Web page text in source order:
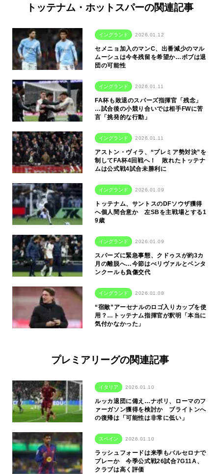
トッテナム・ホットスパーの関連記事
イングランド 2026.01.12
セメニョ加入のマンC、出番減少のマル
ムーシュは今冬残留を希望か…ボブは退
団の可能性
イングランド 2026.01.11
FA杯も敗退のスパーズ指揮官「残念」
…試合後の小競り合いでは相手FWに苦
言「挑発的な行動」
イングランド 2026.01.11
アストン・ヴィラ、“プレミア勢対決”を
制してFA杯4回戦へ！ 敗れたトッテナ
ムは公式戦4試合未勝利に
イングランド 2026.01.09
トッテナム、サントスのDFソウザ獲得
へ個人間合意か 左SBを主戦場とする1
9歳
イングランド 2026.01.09
スパーズに緊急事態、クドゥスが約3カ
月の離脱へ…今節はべリヴァルとベンタ
ンクールも負傷交代
イングランド 2026.01.08
“宿敵”アーセナルのロゴ入りカップを使
用？…トッテナム指揮官が釈明「本当に
気付かなかった」
プレミアリーグの関連記事
イタリア 2026.01.10
ルッカ退団に備え…ナポリ、ローマのフ
ァーガソン獲得を検討か ブライトンへ
の復帰は「可能性は非常に低い」
スペイン 2026.01.10
ラッシュフォードは来季もバルセロナで
プレーか 今季公式戦26試合7G11A、
クラブは高く評価